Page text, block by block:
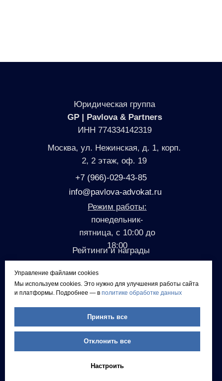
Политика
конфиденциальности
Согласие на обработку
Режим работы:
понедельник-
пятница, с 10:00 до
18:00
Рейтинги и награды
+7 (966)-029-43-85
info@pavlova-advokat.ru
Москва, ул. Нежинская, д. 1, корп.
2, 2 этаж, оф. 19
Юридическая группа
GP | Pavlova & Partners
ИНН 774334142319
Управление файлами cookies
Мы используем cookies. Это нужно для улучшения работы сайта
и платформы. Подробнее — в политике обработке данных
Принять все
Отклонить все
Настроить